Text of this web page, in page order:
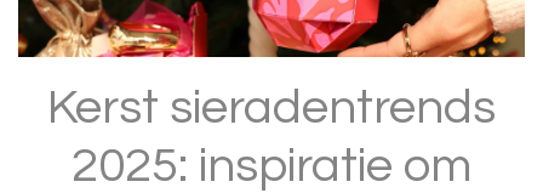
Kerst sieradentrends
2025: inspiratie om